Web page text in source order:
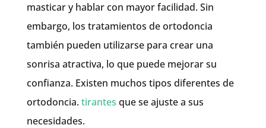
masticar y hablar con mayor facilidad. Sin
embargo, los tratamientos de ortodoncia
también pueden utilizarse para crear una
sonrisa atractiva, lo que puede mejorar su
confianza. Existen muchos tipos diferentes de
ortodoncia.tirantes que se ajuste a sus
necesidades.